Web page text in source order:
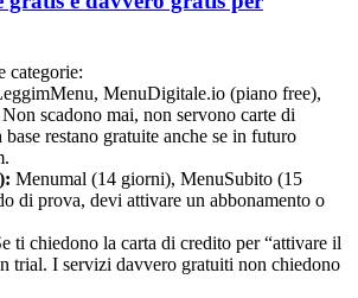
categorie:
MenuDigitale.io (piano free),
scadono mai, non servono carte di
restano gratuite anche se in futuro
Menumal (14 giorni), MenuSubito (15
di prova, devi attivare un abbonamento o
ti chiedono la carta di credito per “attivare il
trial. I servizi davvero gratuiti non chiedono